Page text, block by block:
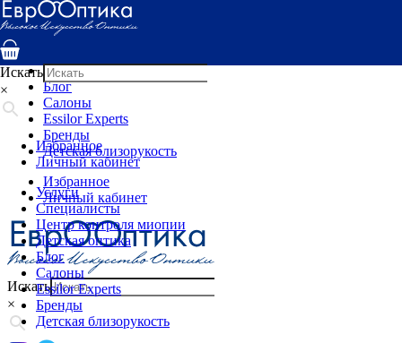
Услуги
Специалисты
Детская оптика
Блог
Салоны
Essilor Experts
Бренды
Детская близорукость
Избранное
Личный кабинет
Искать
×
Искать
×
Избранное
Личный кабинет
Услуги
Специалисты
Центр контроля миопии
Детская оптика
Блог
Салоны
Essilor Experts
Бренды
Детская близорукость